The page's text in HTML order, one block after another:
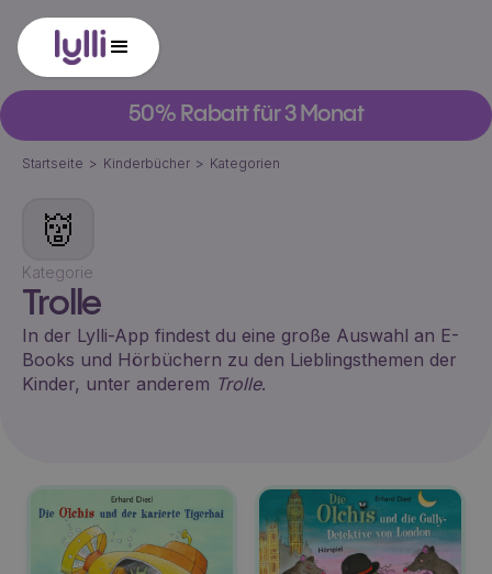
50% Rabatt für 3 Monat
Startseite > Kinderbücher > Kategorien
👹
Kategorie
Trolle
In der Lylli-App findest du eine große Auswahl an E-
Books und Hörbüchern zu den Lieblingsthemen der
Kinder, unter anderem Trolle.